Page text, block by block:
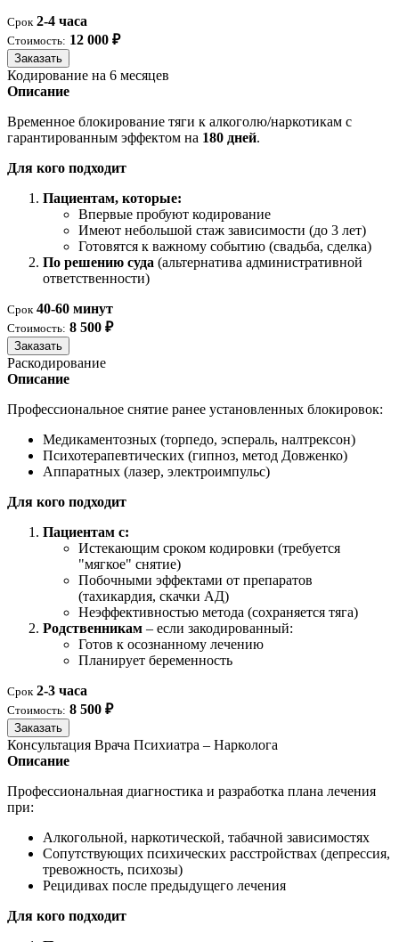
Срок 2-4 часа
Стоимость: 12 000 ₽
Заказать
Кодирование на 6 месяцев
Описание
Временное блокирование тяги к алкоголю/наркотикам с
гарантированным эффектом на 180 дней.
Для кого подходит
Пациентам, которые:
Впервые пробуют кодирование
Имеют небольшой стаж зависимости (до 3 лет)
Готовятся к важному событию (свадьба, сделка)
По решению суда (альтернатива административной
ответственности)
Срок 40-60 минут
Стоимость: 8 500 ₽
Заказать
Раскодирование
Описание
Профессиональное снятие ранее установленных блокировок:
Медикаментозных (торпедо, эспераль, налтрексон)
Психотерапевтических (гипноз, метод Довженко)
Аппаратных (лазер, электроимпульс)
Для кого подходит
Пациентам с:
Истекающим сроком кодировки (требуется
"мягкое" снятие)
Побочными эффектами от препаратов
(тахикардия, скачки АД)
Неэффективностью метода (сохраняется тяга)
Родственникам – если закодированный:
Готов к осознанному лечению
Планирует беременность
Срок 2-3 часа
Стоимость: 8 500 ₽
Заказать
Консультация Врача Психиатра – Нарколога
Описание
Профессиональная диагностика и разработка плана лечения
при:
Алкогольной, наркотической, табачной зависимостях
Сопутствующих психических расстройствах (депрессия,
тревожность, психозы)
Рецидивах после предыдущего лечения
Для кого подходит